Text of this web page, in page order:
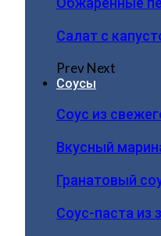
Салат с
PrevNext
Соусы
Соус из
Вкусный
Гранатовый
Соус-паста из